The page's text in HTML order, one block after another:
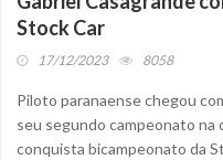
Stock Car
17/12/2023 8058
Piloto paranaense chegou
seu segundo campeonato na
conquista bicampeonato da